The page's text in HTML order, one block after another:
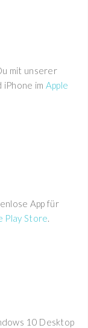
mit unserer
im Apple
App für
Play Store.
10 Desktop